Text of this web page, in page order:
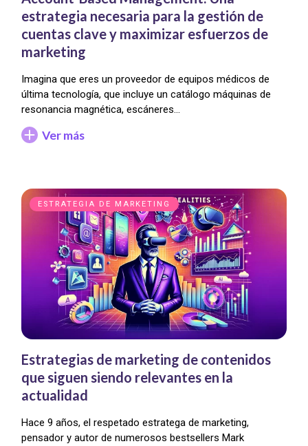
estrategia necesaria para la gestión de
cuentas clave y maximizar esfuerzos de
marketing
Imagina que eres un proveedor de equipos médicos de
última tecnología, que incluye un catálogo máquinas de
resonancia magnética, escáneres…
Ver más
ESTRATEGIA DE MARKETING
Estrategias de marketing de contenidos
que siguen siendo relevantes en la
actualidad
Hace 9 años, el respetado estratega de marketing,
pensador y autor de numerosos bestsellers Mark